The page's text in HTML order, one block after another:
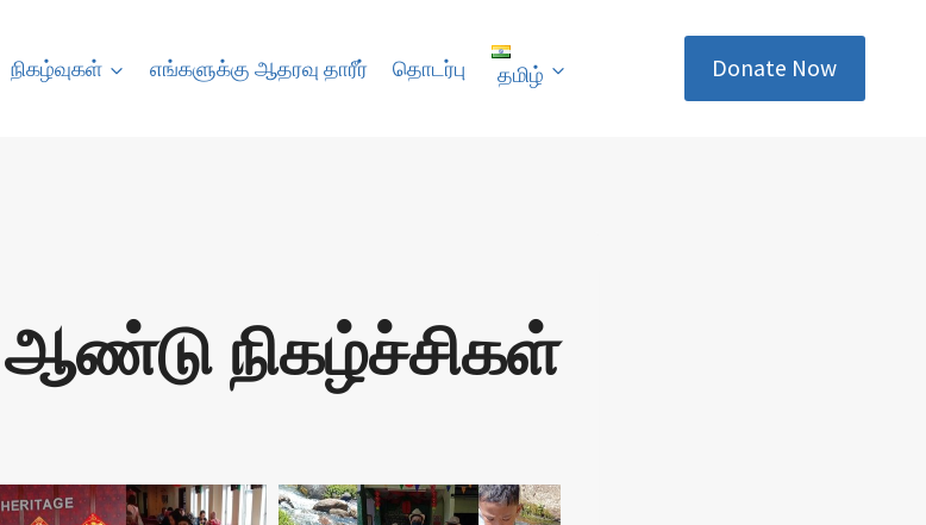
நிகழ்வுகள் எங்களுக்கு ஆதரவு தாரீர் தொடர்பு தமிழ் Donate Now
நிகழ்ச்சிகள்